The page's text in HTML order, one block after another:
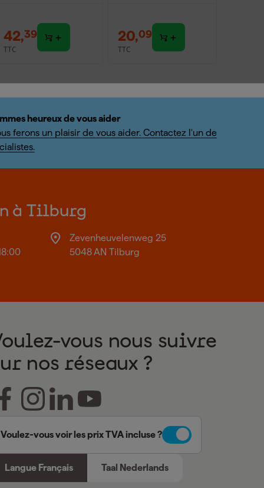
42,39
TTC
20,09
TTC
heureux de vous aider
ferons un plaisir de vous aider. Contactez l'un de
à Tilburg
Zevenheuvelenweg 25
5048 AN Tilburg
vous nous suivre
nos réseaux ?
Voulez-vous voir les prix TVA incluse ?
Langue Français Taal Nederlands